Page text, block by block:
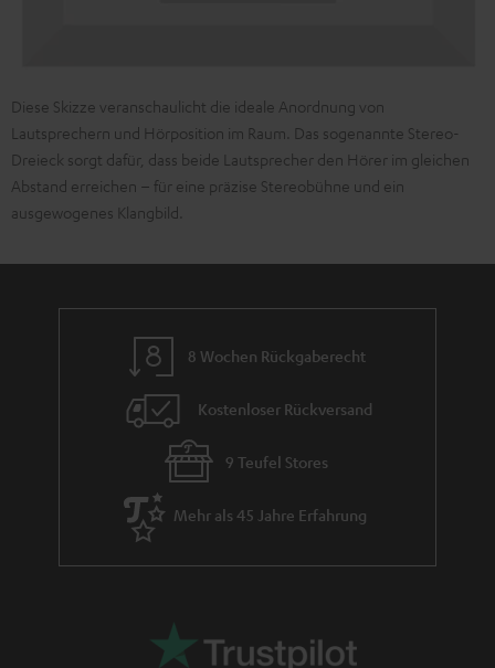
Diese Skizze veranschaulicht die ideale Anordnung von
Lautsprechern und Hörposition im Raum. Das sogenannte Stereo-
Dreieck sorgt dafür, dass beide Lautsprecher den Hörer im gleichen
Abstand erreichen – für eine präzise Stereobühne und ein
ausgewogenes Klangbild.
8 Wochen Rückgaberecht
Kostenloser Rückversand
9 Teufel Stores
Mehr als 45 Jahre Erfahrung